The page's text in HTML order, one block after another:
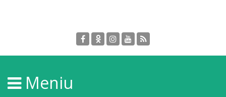
DGPDC
Informații
Meniu